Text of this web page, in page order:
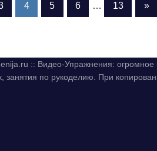
4 5 6 … 13 »
:: Видео-Упражнения:
занятия по рукоделию. При